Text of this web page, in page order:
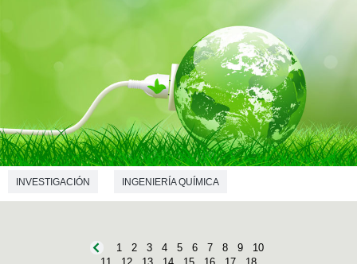
INVESTIGACIÓN INGENIERÍA QUÍMICA
1 2 3 4 5 6 7 8 9
10
11
12 13 14 15 16 17
18